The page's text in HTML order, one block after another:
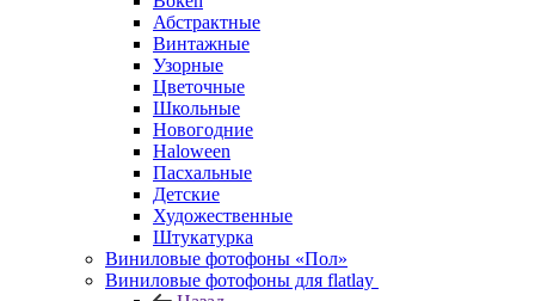
Абстрактные
Винтажные
Узорные
Цветочные
Школьные
Новогодние
Haloween
Пасхальные
Детские
Художественные
Штукатурка
Виниловые фотофоны «Пол»
Виниловые фотофоны для flatlay